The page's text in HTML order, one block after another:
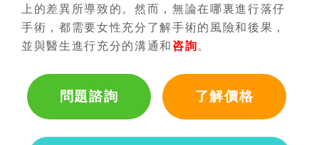
上的差異所導致的。然而，無論在哪裏進行落仔
手術，都需要女性充分了解手術的風險和後果，
並與醫生進行充分的溝通和 咨詢。
問題諮詢 了解價格